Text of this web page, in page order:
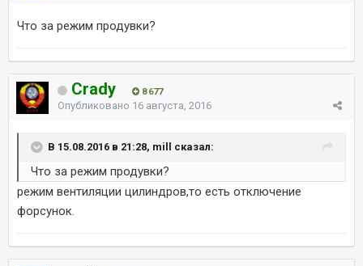
Что за режим продувки?
Crady 8 677
Опубликовано 16 августа, 2016
В 15.08.2016 в 21:28, mill сказал:
Что за режим продувки?
режим вентиляции цилиндров,то есть отключение
форсунок.